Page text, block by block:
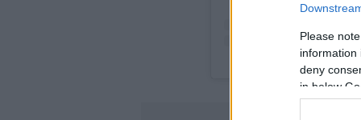
Please
information
deny
in below